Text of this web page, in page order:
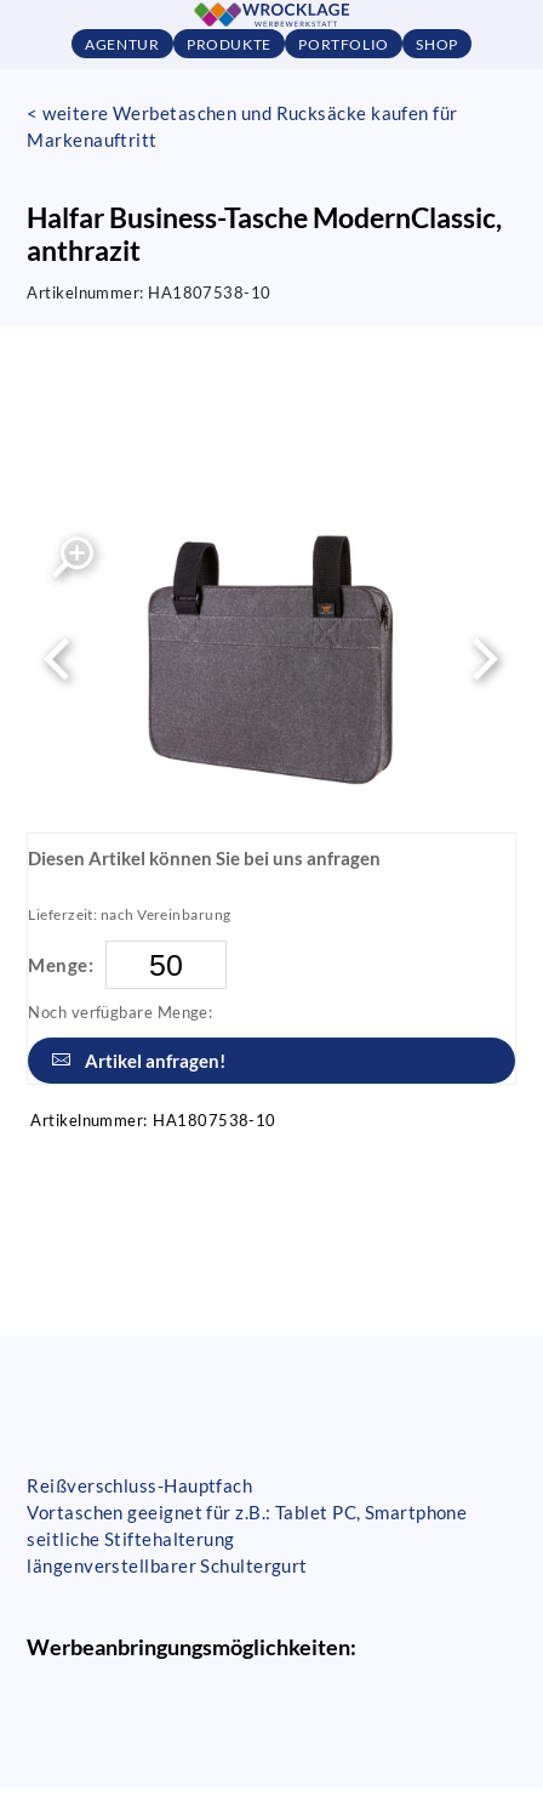
AGENTUR PRODUKTE PORTFOLIO SHOP
< weitere Werbetaschen und Rucksäcke kaufen für
Markenauftritt
Halfar Business-Tasche ModernClassic,
anthrazit
Artikelnummer: HA1807538-10
Diesen Artikel können Sie bei uns anfragen
Lieferzeit: nach Vereinbarung
Menge:
Noch verfügbare Menge:
Artikel anfragen!
Artikelnummer: HA1807538-10
Reißverschluss-Hauptfach
Vortaschen geeignet für z.B.: Tablet PC, Smartphone
seitliche Stiftehalterung
längenverstellbarer Schultergurt
Werbeanbringungsmöglichkeiten: